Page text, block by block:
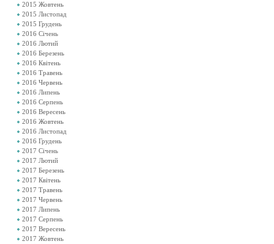
2015 Жовтень
2015 Листопад
2015 Грудень
2016 Січень
2016 Лютий
2016 Березень
2016 Квітень
2016 Травень
2016 Червень
2016 Липень
2016 Серпень
2016 Вересень
2016 Жовтень
2016 Листопад
2016 Грудень
2017 Січень
2017 Лютий
2017 Березень
2017 Квітень
2017 Травень
2017 Червень
2017 Липень
2017 Серпень
2017 Вересень
2017 Жовтень